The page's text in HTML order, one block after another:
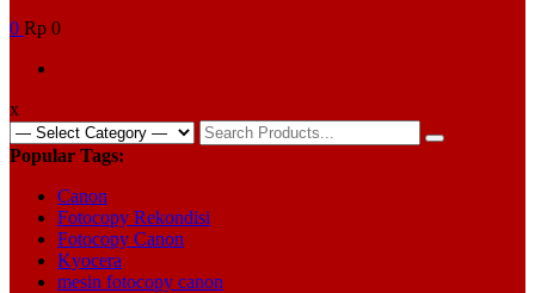
0 Rp 0
x
Search
for:
Popular Tags:
Canon
Fotocopy Rekondisi
Fotocopy Canon
Kyocera
mesin fotocopy canon